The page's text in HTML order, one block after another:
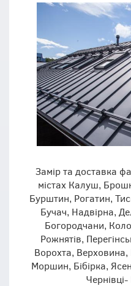
Замір та доставка
містах Калуш,
Бурштин, Рогатин,
Бучач, Надвірна,
Богородчани,
Рожнятів,
Ворохта, Верховина,
Моршин, Бібірка,